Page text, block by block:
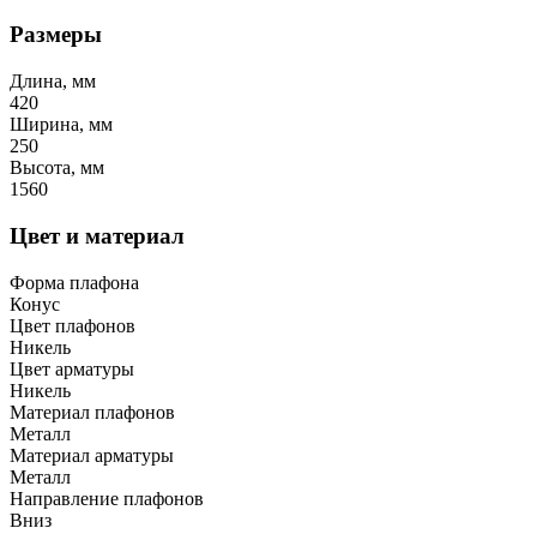
Размеры
Длина, мм
420
Ширина, мм
250
Высота, мм
1560
Цвет и материал
Форма плафона
Конус
Цвет плафонов
Никель
Цвет арматуры
Никель
Материал плафонов
Металл
Материал арматуры
Металл
Направление плафонов
Вниз